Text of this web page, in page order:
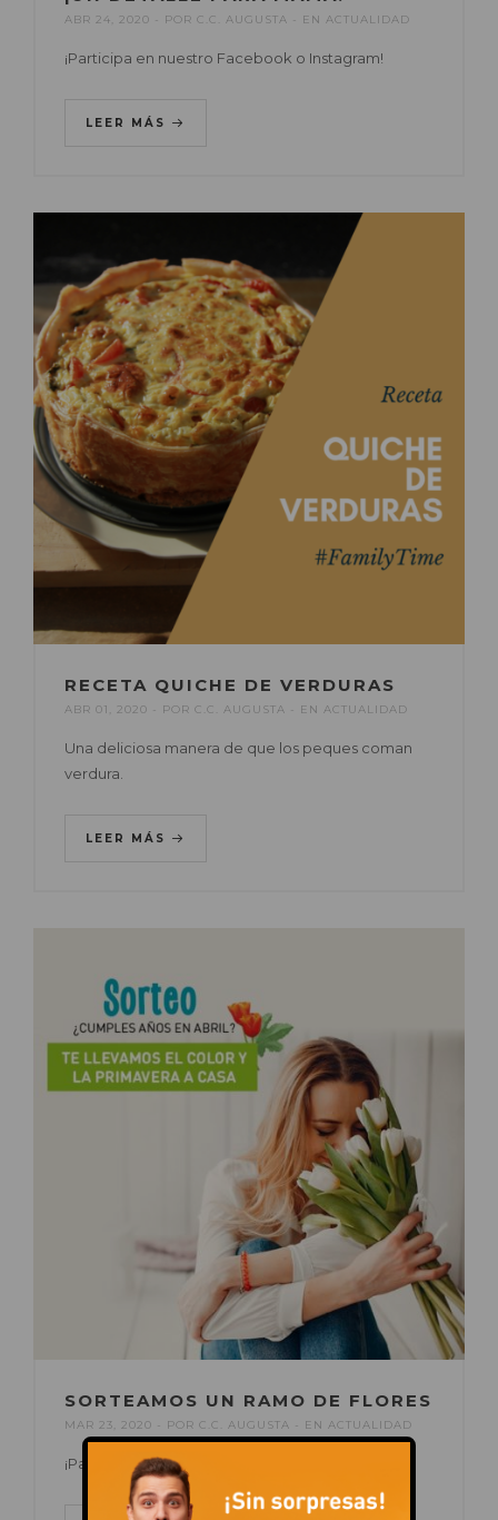
ABR 24, 2020 POR C.C. AUGUSTA EN ACTUALIDAD
¡Participa en nuestro Facebook o Instagram!
LEER MÁS
RECETA QUICHE DE VERDURAS
ABR 01, 2020 POR C.C. AUGUSTA EN ACTUALIDAD
Una deliciosa manera de que los peques coman
verdura.
LEER MÁS
SORTEAMOS UN RAMO DE FLORES
MAR 23, 2020 POR C.C. AUGUSTA EN ACTUALIDAD
¡Participa en nuestro Facebook o Instagram!